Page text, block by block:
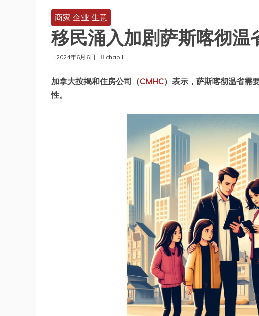
商家 企业 生意
移民涌入加剧萨斯喀彻温
2024年6月6日 chao.li
加拿大按揭和住房公司（CMHC）表示，萨斯喀彻温省需
性。